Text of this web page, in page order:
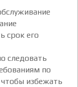
срок его
следовать
по
избежать